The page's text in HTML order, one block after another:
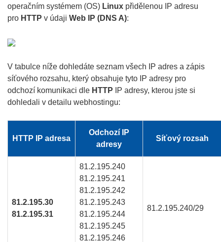
operačním systémem (OS) Linux přidělenou IP adresu
pro HTTP v údaji Web IP (DNS A):
V tabulce níže dohledáte seznam všech IP adres a zápis
síťového rozsahu, který obsahuje tyto IP adresy pro
odchozí komunikaci dle HTTP IP adresy, kterou jste si
dohledali v detailu webhostingu:
HTTP IP adresa
Odchozí IP
adresy
Síťový rozsah
81.2.195.30
81.2.195.31
81.2.195.240
81.2.195.241
81.2.195.242
81.2.195.243
81.2.195.244
81.2.195.245
81.2.195.246
81.2.195.240/29